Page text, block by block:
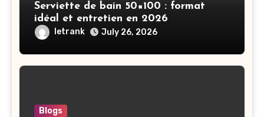
Serviette de bain 50×100 : format
idéal et entretien en 2026
letrank July 26, 2026
Blogs